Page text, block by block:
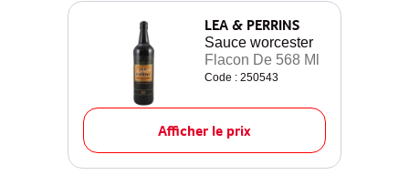
LEA & PERRINS
Sauce worcester
Flacon De 568 Ml
Code : 250543
Afficher le prix